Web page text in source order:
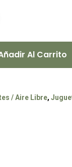
Al Carrito
/ Aire Libre,